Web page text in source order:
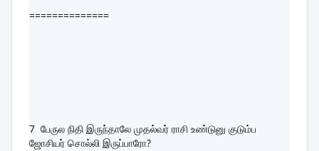
==============
7 பேருல நிதி இருந்தாலே முதல்வர் ராசி உண்டுனு குடும்ப
ஜோசியர் சொல்லி இருப்பாரோ?